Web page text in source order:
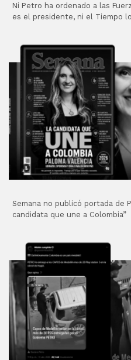
Ni Petro ha ordenado a las
es el presidente, ni el Tiempo
Semana no publicó portada de
candidata que une a Colombia”